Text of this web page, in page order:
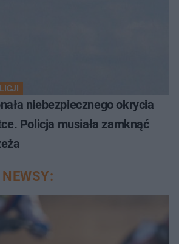
niebezpiecznego okrycia
Policja musiała zamknąć